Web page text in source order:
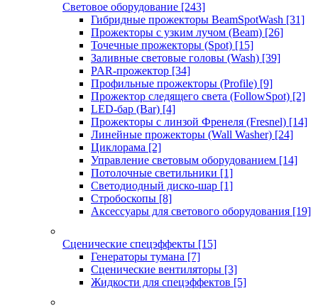
Световое оборудование [243]
Гибридные прожекторы BeamSpotWash [31]
Прожекторы с узким лучом (Beam) [26]
Точечные прожекторы (Spot) [15]
Заливные световые головы (Wash) [39]
PAR-прожектор [34]
Профильные прожекторы (Profile) [9]
Прожектор следящего света (FollowSpot) [2]
LED-бар (Bar) [4]
Прожекторы с линзой Френеля (Fresnel) [14]
Линейные прожекторы (Wall Washer) [24]
Циклорама [2]
Управление световым оборудованием [14]
Потолочные светильники [1]
Светодиодный диско-шар [1]
Стробоскопы [8]
Аксессуары для светового оборудования [19]
Сценические спецэффекты [15]
Генераторы тумана [7]
Сценические вентиляторы [3]
Жидкости для спецэффектов [5]